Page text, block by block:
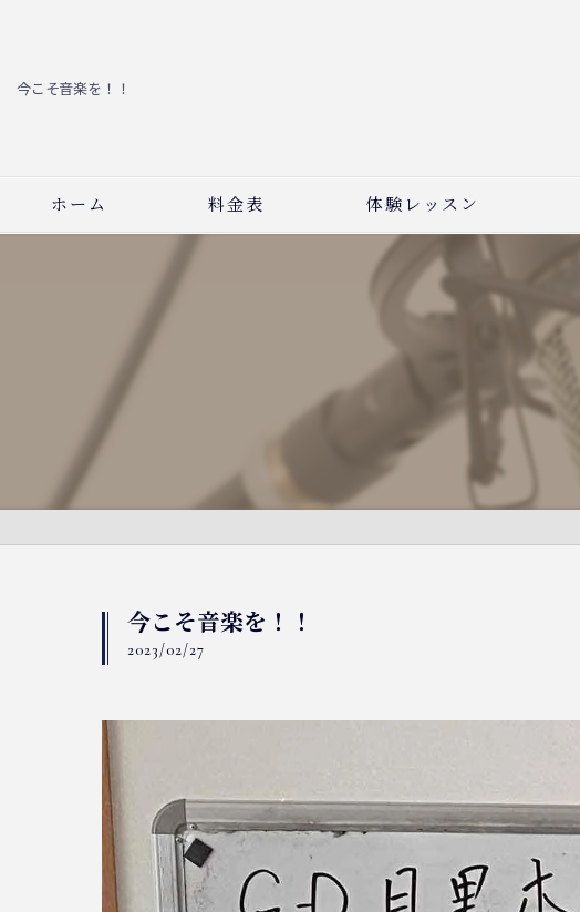
今こそ音楽を！！
ホーム 料金表 体験レッスン
今こそ音楽を！！
2023/02/27